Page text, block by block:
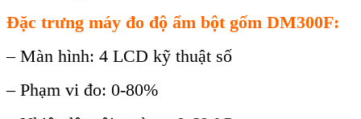
Đặc trưng máy đo độ ẩm bột gốm DM300F:
– Màn hình: 4 LCD kỹ thuật số
– Phạm vi đo: 0-80%